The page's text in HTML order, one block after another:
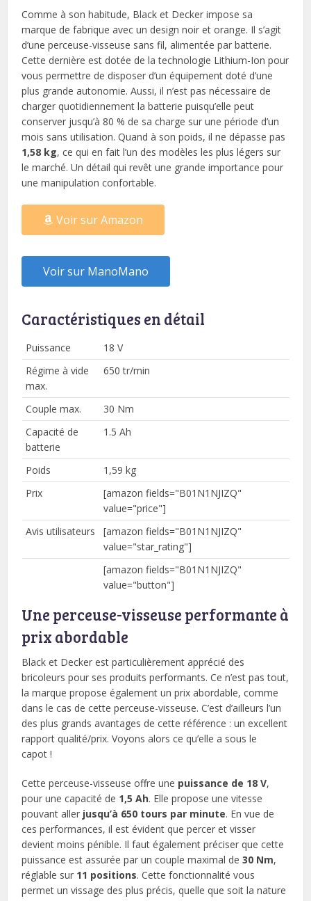
Comme à son habitude, Black et Decker impose sa
marque de fabrique avec un design noir et orange. Il s’agit
d’une perceuse-visseuse sans fil, alimentée par batterie.
Cette dernière est dotée de la technologie Lithium-Ion pour
vous permettre de disposer d’un équipement doté d’une
plus grande autonomie. Aussi, il n’est pas nécessaire de
charger quotidiennement la batterie puisqu’elle peut
conserver jusqu’à 80 % de sa charge sur une période d’un
mois sans utilisation. Quand à son poids, il ne dépasse pas
1,58 kg, ce qui en fait l’un des modèles les plus légers sur
le marché. Un détail qui revêt une grande importance pour
une manipulation confortable.
Voir sur Amazon
Voir sur ManoMano
Caractéristiques en détail
Puissance
18 V
Régime à vide
max.
650 tr/min
Couple max.
30 Nm
Capacité de
batterie
1.5 Ah
Poids
1,59 kg
Prix
[amazon fields="B01N1NJIZQ"
value="price"]
Avis utilisateurs
[amazon fields="B01N1NJIZQ"
value="star_rating"]
[amazon fields="B01N1NJIZQ"
value="button"]
Une perceuse-visseuse performante à
prix abordable
Black et Decker est particulièrement apprécié des
bricoleurs pour ses produits performants. Ce n’est pas tout,
la marque propose également un prix abordable, comme
dans le cas de cette perceuse-visseuse. C’est d’ailleurs l’un
des plus grands avantages de cette référence : un excellent
rapport qualité/prix. Voyons alors ce qu’elle a sous le
capot !
Cette perceuse-visseuse offre une puissance de 18 V,
pour une capacité de 1,5 Ah. Elle propose une vitesse
pouvant aller jusqu’à 650 tours par minute. En vue de
ces performances, il est évident que percer et visser
devient moins pénible. Il faut également préciser que cette
puissance est assurée par un couple maximal de30 Nm,
réglable sur 11 positions. Cette fonctionnalité vous
permet un vissage des plus précis, quelle que soit la nature